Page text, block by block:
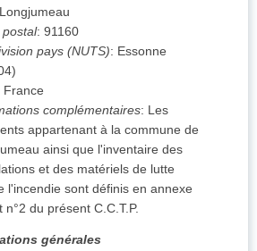
Longjumeau
: 91160
pays (NUTS): Essonne
)
France
complémentaires: Les
appartenant à la commune de
ainsi que l'inventaire des
et des matériels de lutte
l'incendie sont définis en annexe
n°2 du présent C.C.T.P.
générales